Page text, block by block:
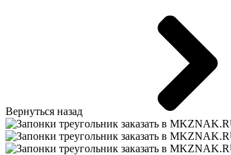
Вернуться назад